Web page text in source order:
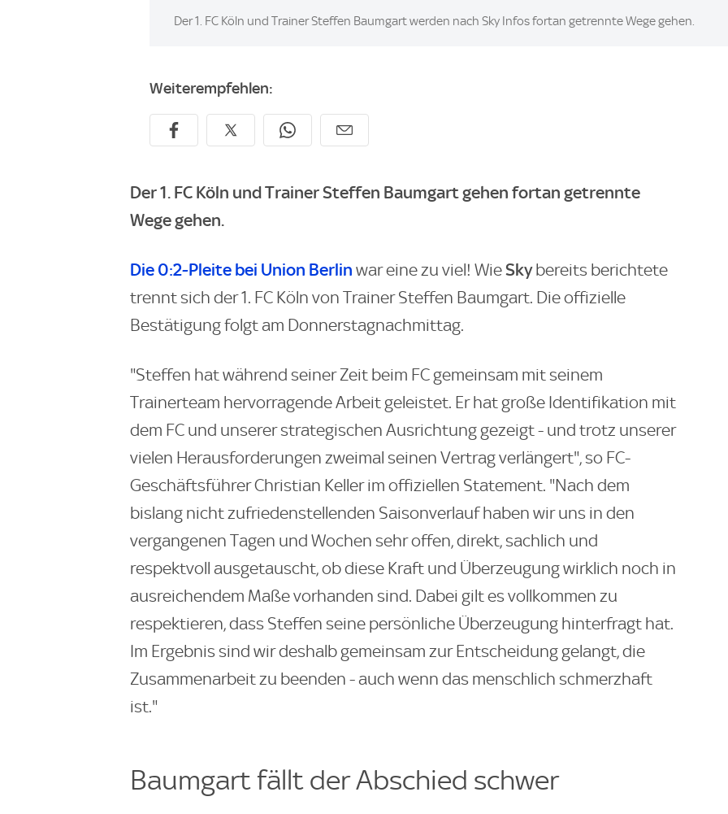
Der 1. FC Köln und Trainer Steffen Baumgart werden nach Sky Infos fortan getrennte Wege gehen.
Weiterempfehlen:
Der 1. FC Köln und Trainer Steffen Baumgart gehen fortan getrennte
Wege gehen.
Die 0:2-Pleite bei Union Berlin war eine zu viel! WieSkybereits berichtete
trennt sich der 1. FC Köln von Trainer Steffen Baumgart. Die offizielle
Bestätigung folgt am Donnerstagnachmittag.
"Steffen hat während seiner Zeit beim FC gemeinsam mit seinem
Trainerteam hervorragende Arbeit geleistet. Er hat große Identifikation mit
dem FC und unserer strategischen Ausrichtung gezeigt - und trotz unserer
vielen Herausforderungen zweimal seinen Vertrag verlängert", so FC-
Geschäftsführer Christian Keller im offiziellen Statement. "Nach dem
bislang nicht zufriedenstellenden Saisonverlauf haben wir uns in den
vergangenen Tagen und Wochen sehr offen, direkt, sachlich und
respektvoll ausgetauscht, ob diese Kraft und Überzeugung wirklich noch in
ausreichendem Maße vorhanden sind. Dabei gilt es vollkommen zu
respektieren, dass Steffen seine persönliche Überzeugung hinterfragt hat.
Im Ergebnis sind wir deshalb gemeinsam zur Entscheidung gelangt, die
Zusammenarbeit zu beenden - auch wenn das menschlich schmerzhaft
ist."
Baumgart fällt der Abschied schwer